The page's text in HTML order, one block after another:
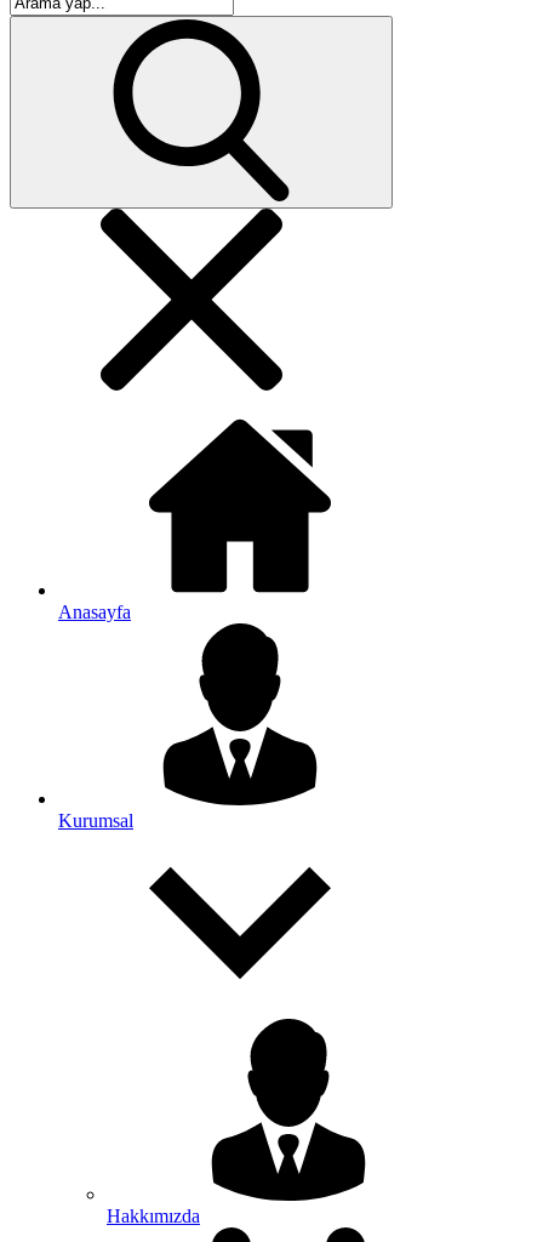
Anasayfa
Kurumsal
Hakkımızda